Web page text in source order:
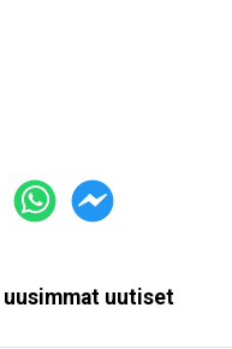
uutiset